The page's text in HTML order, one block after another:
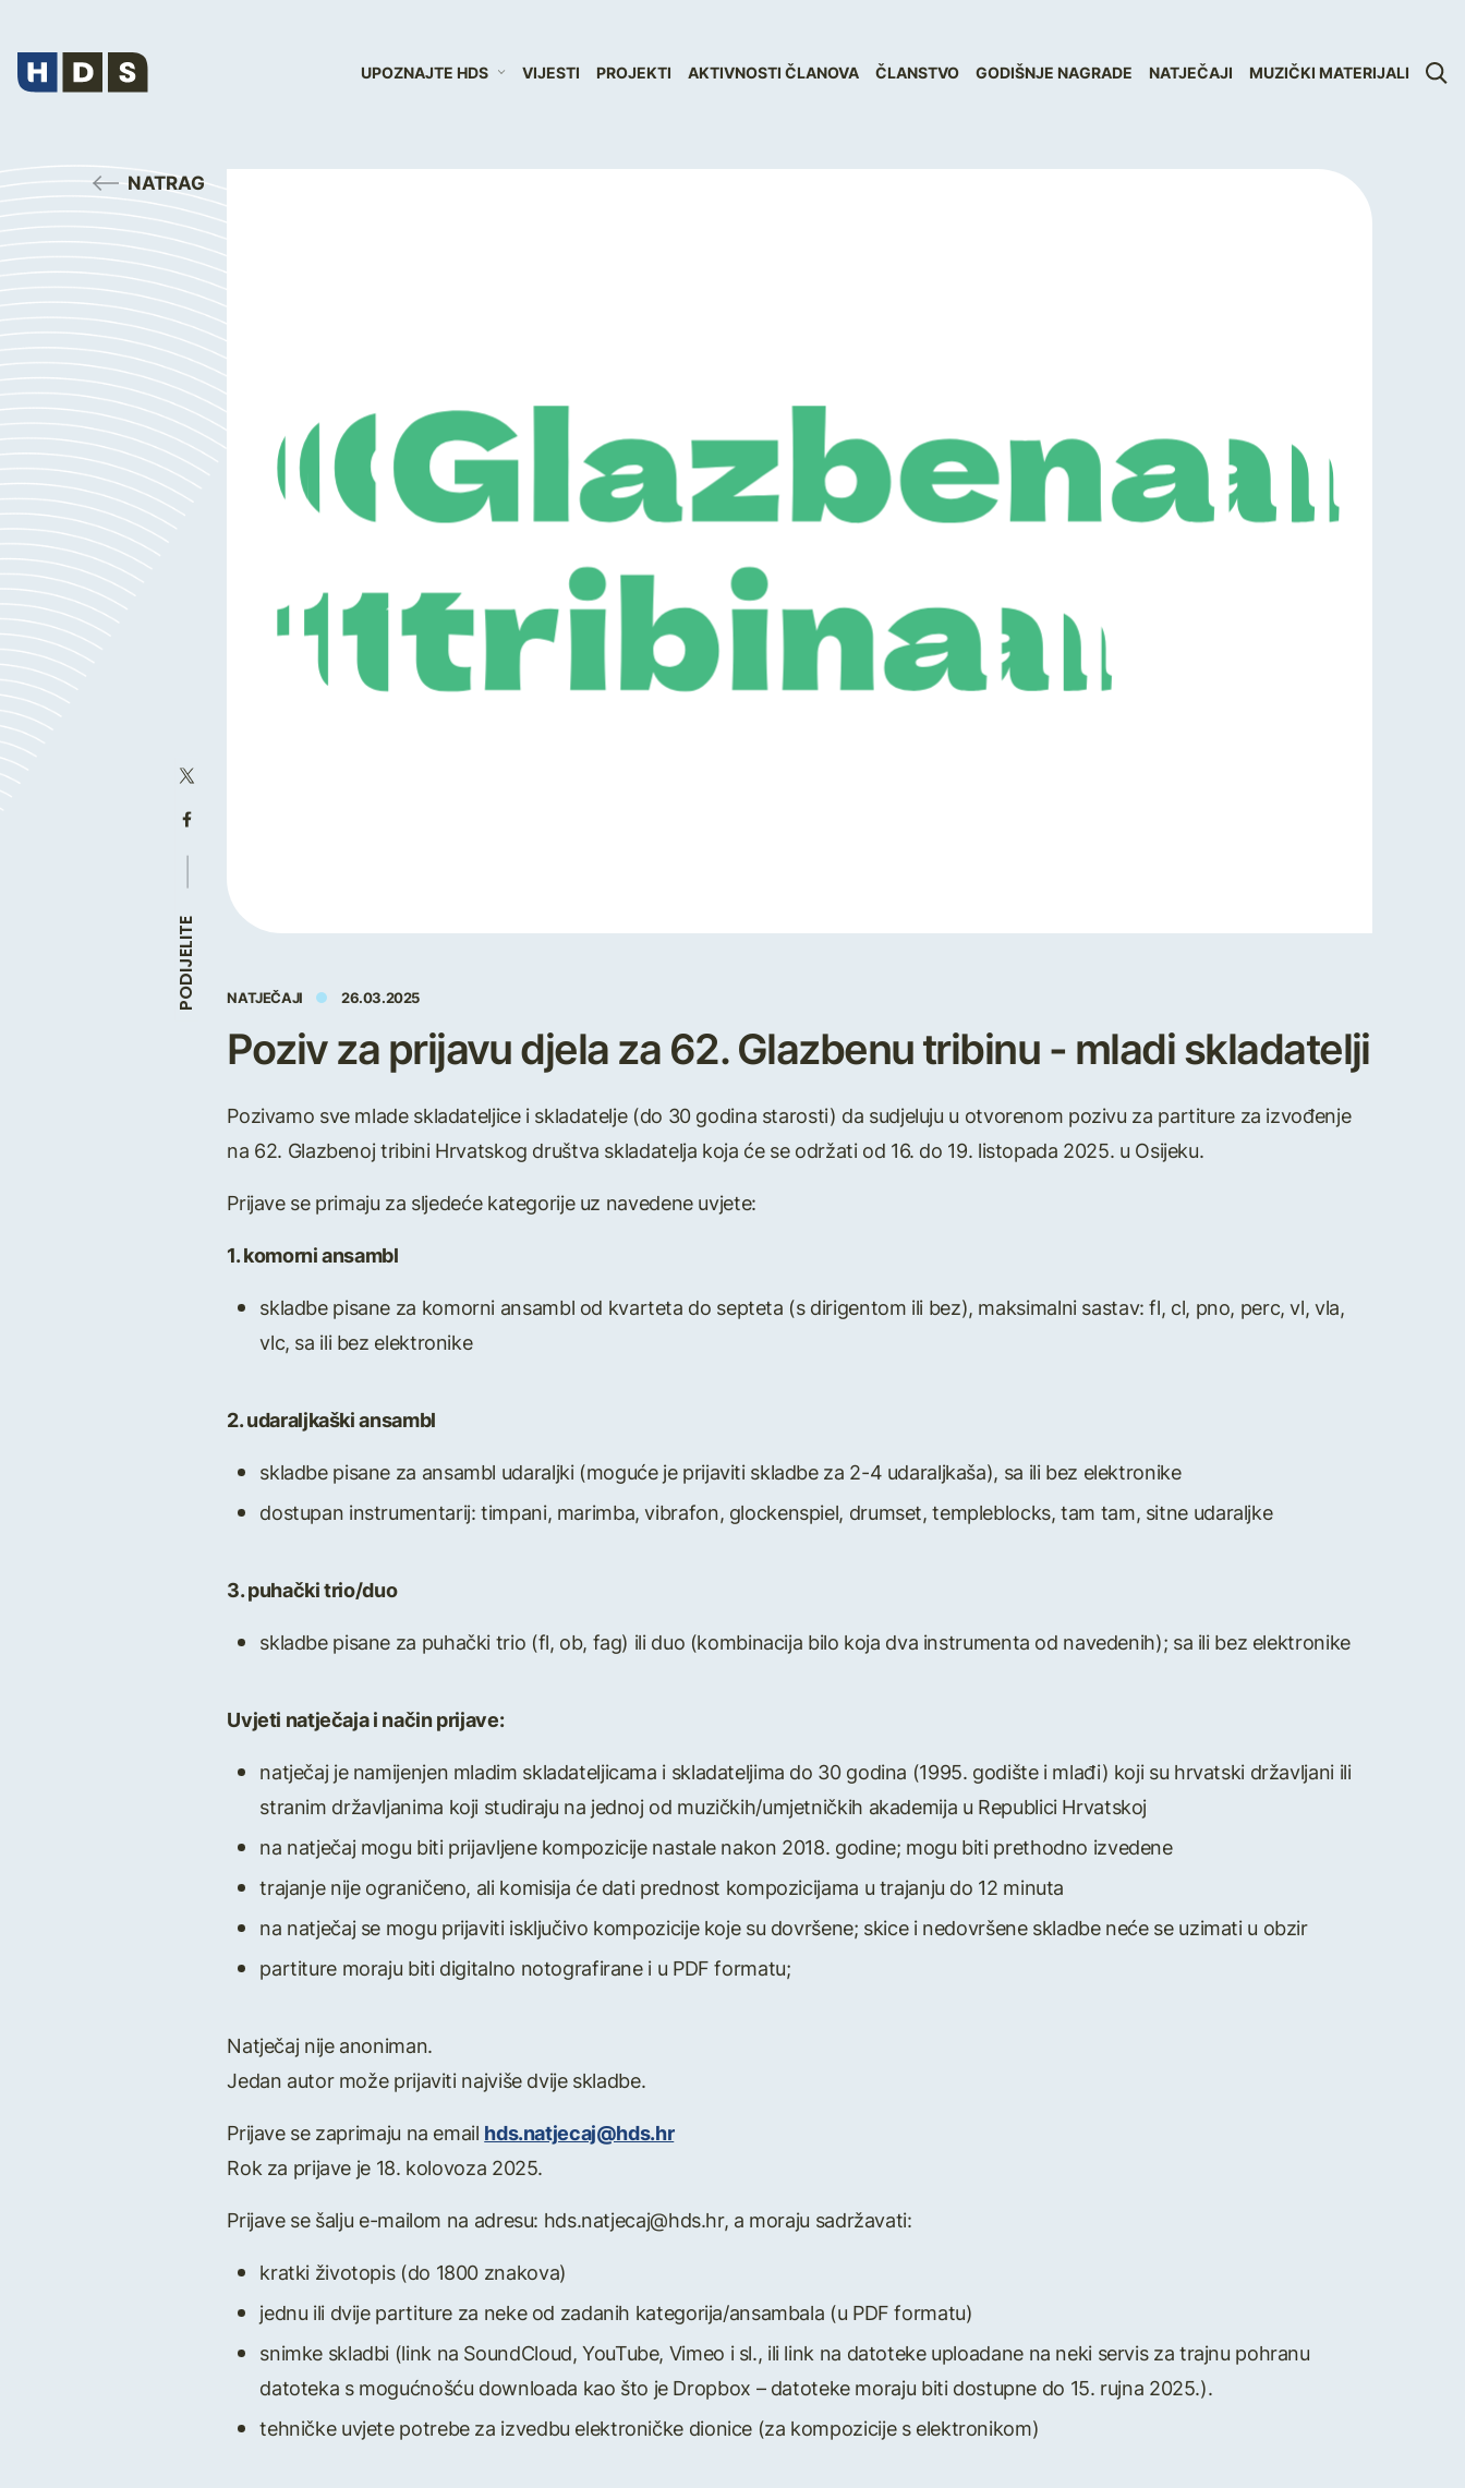
UPOZNAJTE HDS VIJESTI PROJEKTI AKTIVNOSTI ČLANOVA ČLANSTVO GODIŠNJE NAGRADE NATJEČAJI MUZIČKI MATERIJALI
NATRAG
PODIJELITE NATJEČAJI 26.03.2025
Poziv za prijavu djela za 62. Glazbenu tribinu - mladi skladatelji
Pozivamo sve mlade skladateljice i skladatelje (do 30 godina starosti) da sudjeluju u otvorenom pozivu za partiture za izvođenje
na 62. Glazbenoj tribini Hrvatskog društva skladatelja koja će se održati od 16. do 19. listopada 2025. u Osijeku.
Prijave se primaju za sljedeće kategorije uz navedene uvjete:
1. komorni ansambl
skladbe pisane za komorni ansambl od kvarteta do septeta (s dirigentom ili bez), maksimalni sastav: fl, cl, pno, perc, vl, vla,
vlc, sa ili bez elektronike
2. udaraljkaški ansambl
skladbe pisane za ansambl udaraljki (moguće je prijaviti skladbe za 2-4 udaraljkaša), sa ili bez elektronike
dostupan instrumentarij: timpani, marimba, vibrafon, glockenspiel, drumset, templeblocks, tam tam, sitne udaraljke
3. puhački trio/duo
skladbe pisane za puhački trio (fl, ob, fag) ili duo (kombinacija bilo koja dva instrumenta od navedenih); sa ili bez elektronike
Uvjeti natječaja i način prijave:
natječaj je namijenjen mladim skladateljicama i skladateljima do 30 godina (1995. godište i mlađi) koji su hrvatski državljani ili
stranim državljanima koji studiraju na jednoj od muzičkih/umjetničkih akademija u Republici Hrvatskoj
na natječaj mogu biti prijavljene kompozicije nastale nakon 2018. godine; mogu biti prethodno izvedene
trajanje nije ograničeno, ali komisija će dati prednost kompozicijama u trajanju do 12 minuta
na natječaj se mogu prijaviti isključivo kompozicije koje su dovršene; skice i nedovršene skladbe neće se uzimati u obzir
partiture moraju biti digitalno notografirane i u PDF formatu;
Natječaj nije anoniman.
Jedan autor može prijaviti najviše dvije skladbe.
Prijave se zaprimaju na email hds.natjecaj@hds.hr
Rok za prijave je 18. kolovoza 2025.
Prijave se šalju e-mailom na adresu: hds.natjecaj@hds.hr, a moraju sadržavati:
kratki životopis (do 1800 znakova)
jednu ili dvije partiture za neke od zadanih kategorija/ansambala (u PDF formatu)
snimke skladbi (link na SoundCloud, YouTube, Vimeo i sl., ili link na datoteke uploadane na neki servis za trajnu pohranu
datoteka s mogućnošću downloada kao što je Dropbox – datoteke moraju biti dostupne do 15. rujna 2025.).
tehničke uvjete potrebe za izvedbu elektroničke dionice (za kompozicije s elektronikom)